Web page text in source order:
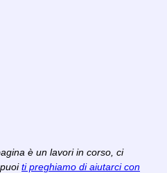
è un lavori in corso, ci
ti preghiamo di aiutarci con